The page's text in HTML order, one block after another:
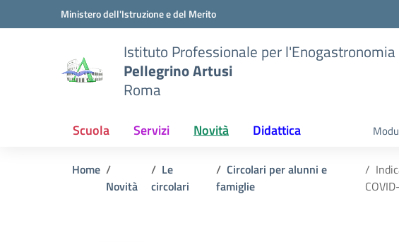
Vai ai contenuti
Vai al menu di navigazioneMinistero dell'Istruzione e del Merito
Istituto Professionale per
Pellegrino Artusi
Roma
Scuola Servizi Novità Didattica
Home
Novità
Le
circolari
Circolari per alunni e
famiglie